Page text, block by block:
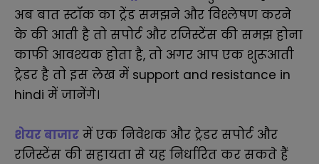
अब बात स्टॉक का ट्रेंड समझने और विश्लेषण करने
के की आती है तो सपोर्ट और रजिस्टेंस की समझ होना
काफी आवश्यक होता है, तो अगर आप एक शुरूआती
ट्रेडर है तो इस लेख में support and resistance in
hindi में जानेंगे।
शेयर बाजार में एक निवेशक और ट्रेडर सपोर्ट और
रजिस्टेंस की सहायता से यह निर्धारित कर सकते हैं